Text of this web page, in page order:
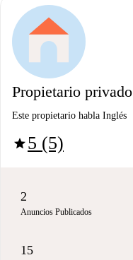
Propietario privado
Este propietario habla Inglés
star5 (5)
2
Anuncios Publicados
15